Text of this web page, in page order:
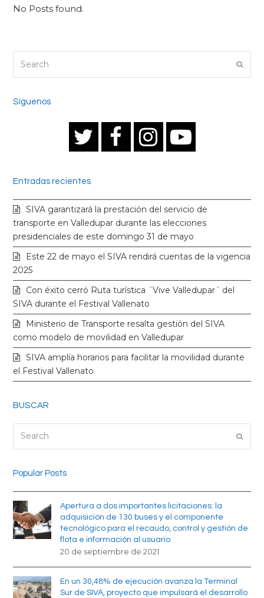
No Posts found.
Síguenos
i
t
t
e
r
c
e
b
o
o
k
s
t
a
g
r
a
Y
u
t
u
b
e
Entradas recientes
SIVA garantizará la prestación del servicio de
transporte en Valledupar durante las elecciones
presidenciales de este domingo 31 de mayo
Este 22 de mayo el SIVA rendirá cuentas de la vigencia
2025
Con éxito cerró Ruta turística ´Vive Valledupar´ del
SIVA durante el Festival Vallenato
Ministerio de Transporte resalta gestión del SIVA
como modelo de movilidad en Valledupar
SIVA amplía horarios para facilitar la movilidad durante
el Festival Vallenato
BUSCAR
Popular Posts
Apertura a dos importantes licitaciones: la
adquisición de 130 buses y el componente
tecnológico para el recaudo, control y gestión de
flota e información al usuario
20 de septiembre de 2021
En un 30,48% de ejecución avanza la Terminal
Sur de SIVA, proyecto que impulsará el desarrollo